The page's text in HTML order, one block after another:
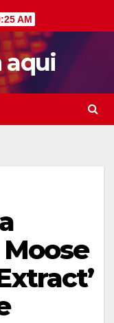
AM
aqui